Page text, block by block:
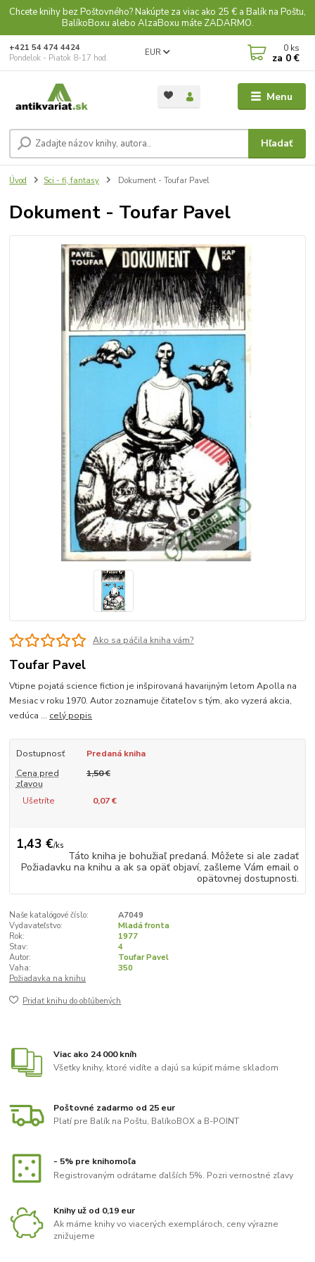
Chcete knihy bez Poštovného? Nakúpte za viac ako 25 € a Balík na Poštu,
BalíkoBoxu alebo AlzaBoxu máte ZADARMO.
Menu
EUR
Hľadať
+421 54 474 4424
Pondelok - Piatok 8-17 hod.
0 ks
za 0 €
Úvod Sci - fi, fantasy Dokument - Toufar Pavel
Dokument - Toufar Pavel
Ako sa páčila kniha vám?
Toufar Pavel
Vtipne pojatá science fiction je inšpirovaná havarijným letom Apolla na
Mesiac v roku 1970. Autor zoznamuje čitateľov s tým, ako vyzerá akcia,
vedúca ... celý popis
Dostupnosť
Predaná kniha
Cena pred
zľavou
1,50 €
Ušetríte 0,07 €
1,43 €/ks
Táto kniha je bohužiaľ predaná. Môžete si ale zadať
Požiadavku na knihu a ak sa opäť objaví, zašleme Vám email o
opätovnej dostupnosti.
Naše katalógové číslo:
A7049
Vydavateľstvo:
Mladá fronta
Rok:
1977
Stav:
4
Autor:
Toufar Pavel
Vaha:
350
Požiadavka na knihu
Pridať knihu do obľúbených
Viac ako 24 000 kníh
Všetky knihy, ktoré vidíte a dajú sa kúpiť máme skladom
Poštovné zadarmo od 25 eur
Platí pre Balík na Poštu, BalíkoBOX a B-POINT
- 5% pre knihomoľa
Registrovaným odrátame ďalších 5%. Pozri vernostné zľavy
Knihy už od 0,19 eur
Ak máme knihy vo viacerých exemplároch, ceny výrazne
znižujeme